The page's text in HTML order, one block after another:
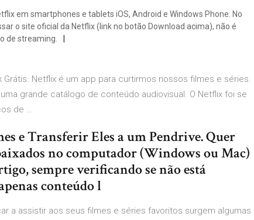
em smartphones e tablets iOS, Android e Windows Phone. No
o site oficial da Netflix (link no botão Download acima), não é
de streaming.
Grátis. Netflix é um app para curtirmos nossos filmes e séries.
grande catálogo de conteúdo audiovisual. O Netflix foi se
de …
e Transferir Eles a um Pendrive. Quer
no computador (Windows ou Mac)
sempre verificando se não está
conteúdo l
a assistir aos seus filmes e séries favoritos surgem algumas